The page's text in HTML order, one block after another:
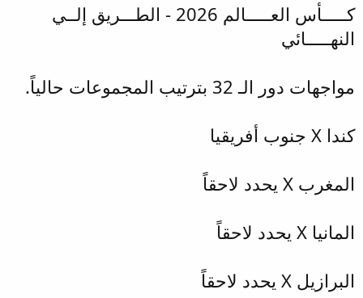
كـــــأس العـــــالم 2026 - الطـــريق إلــي
النهـــــائي
مواجهات دور الـ 32 بترتيب المجموعات حالياً.
كندا X جنوب أفريقيا
المغرب X يحدد لاحقاً
المانيا X يحدد لاحقاً
البرازيل X يحدد لاحقاً